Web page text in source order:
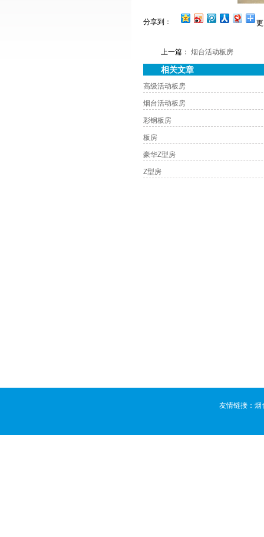
分享到：
上一篇： 烟台活动板房
相关文章
高级活动板房
烟台活动板房
彩钢板房
板房
豪华Z型房
Z型房
友情链接： 烟